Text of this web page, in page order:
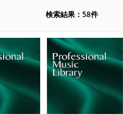
検索結果：58件